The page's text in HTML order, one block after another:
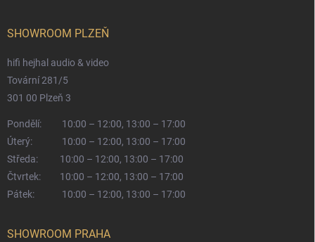
SHOWROOM PLZEŇ
hifi hejhal audio & video
Tovární 281/5
301 00 Plzeň 3
Pondělí:
10:00 – 12:00, 13:00 – 17:00
Úterý:
10:00 – 12:00, 13:00 – 17:00
Středa:
10:00 – 12:00, 13:00 – 17:00
Čtvrtek:
10:00 – 12:00, 13:00 – 17:00
Pátek:
10:00 – 12:00, 13:00 – 17:00
SHOWROOM PRAHA